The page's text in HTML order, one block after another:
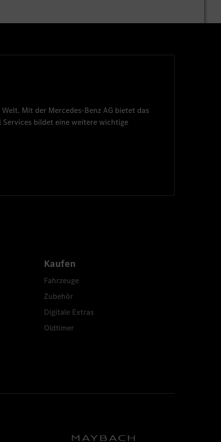
Mit der Mercedes-Benz AG bietet das
Services bildet eine weitere wichtige
Kaufen
Fahrzeuge
Zubehör
Digitale Extras
Oldtimer